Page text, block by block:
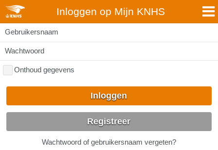
Inloggen op Mijn KNHS
Gebruikersnaam
Wachtwoord
Onthoud gegevens
Inloggen
Registreer
Wachtwoord of gebruikersnaam vergeten?